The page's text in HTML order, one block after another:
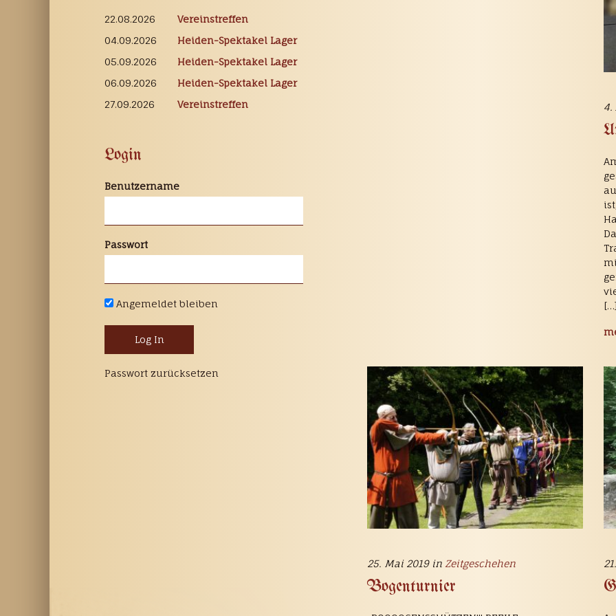
4.
25. Mai 2019 in Zeitgeschehen
Bogenturnier
22.08.2026
Vereinstreffen
04.09.2026
Heiden-Spektakel Lager
05.09.2026
Heiden-Spektakel Lager
06.09.2026
Heiden-Spektakel Lager
27.09.2026
Vereinstreffen
Login
Benutzername
Passwort
Angemeldet bleiben
Passwort zurücksetzen